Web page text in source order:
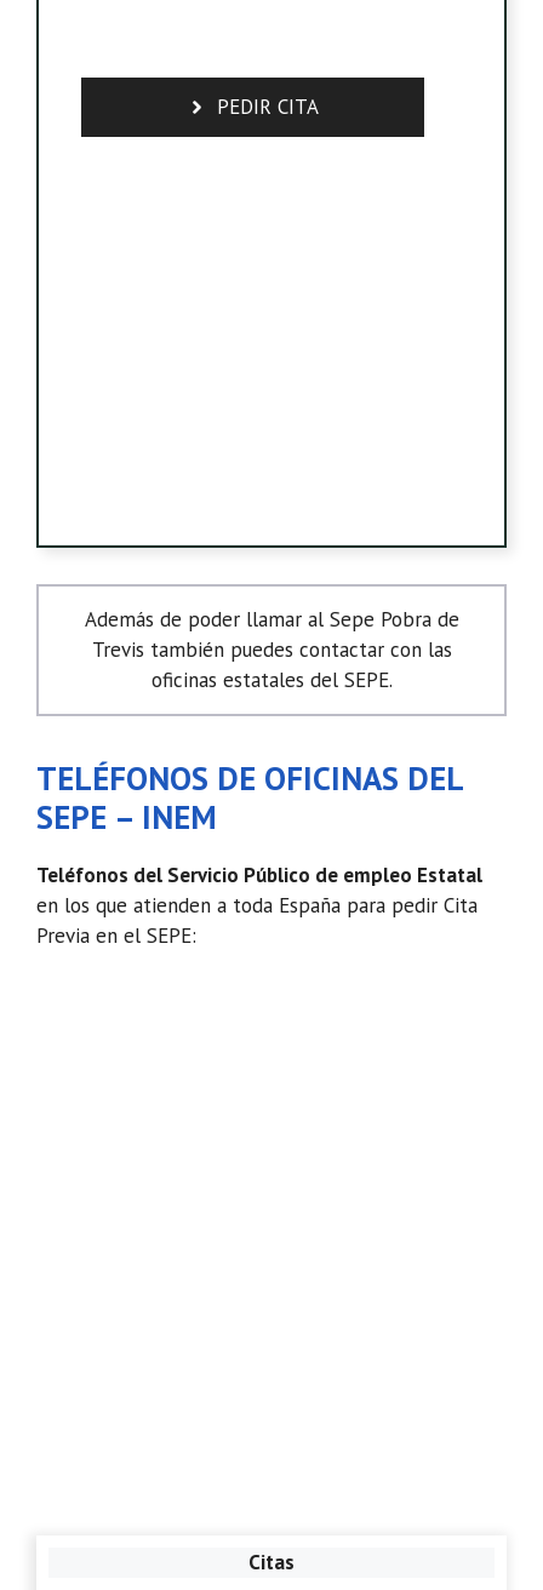
PEDIR CITA
Además de poder llamar al Sepe Pobra de
Trevis también puedes contactar con las
oficinas estatales del SEPE.
TELÉFONOS DE OFICINAS DEL
SEPE – INEM
Teléfonos del Servicio Público de empleo Estatal
en los que atienden a toda España para pedir Cita
Previa en el SEPE:
Citas